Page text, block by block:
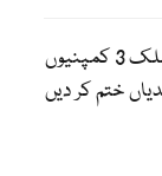
امریکا نے ایران سے منسلک 3 کمپنیوں